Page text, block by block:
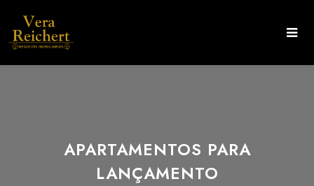
APARTAMENTOS PARA
LANÇAMENTO